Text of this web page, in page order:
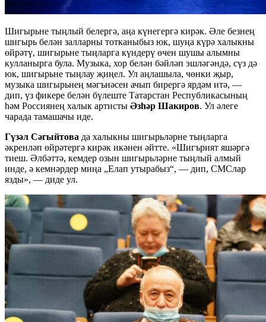
Шигырьне тыңлый белергә, аңа күнегергә кирәк. Әле безнең
шигырь белән залларны тотканыбыз юк, шуңа күрә халыкны
өйрәтү, шигырьне тыңларга күндерү өчен шушы алымны
кулланырга була. Музыка, хор белән бәйләп эшләгәндә, сүз дә
юк, шигырьне тыңлау җиңел. Ул аңлашыла, чөнки җыр,
музыка шигырьнең мәгънәсен ачып бирергә ярдәм итә, —
дип, үз фикере белән бүлеште Татарстан Республикасының
һәм Россиянең халык артисты Әзһәр Шакиров. Ул әлеге
чарада тамашачы иде.
Гүзәл Сәгыйтова да халыкны шигырьләрне тыңларга
әкренләп өйрәтергә кирәк икәнен әйтте. «Шигърият яшәргә
тиеш. Әлбәттә, кемдер озын шигырьләрне тыңлый алмый
инде, ә кемнәрдер миңа „Елап утырабыз“, — дип, СМСлар
язды», — диде ул.